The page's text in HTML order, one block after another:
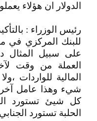
الدولار ان هؤلاء
رئيس الوزراء :
للبنك المركزي في
على سبيل المثال
العملة من وقت
المالية للواردات
شيء وهذا عامل آخر
كل شيئ تستورد
الحلبة تستورد